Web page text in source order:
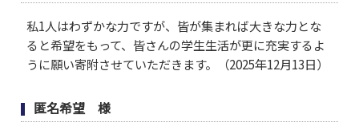
私1人はわずかな力ですが、皆が集まれば大きな力とな
ると希望をもって、皆さんの学生生活が更に充実するよ
うに願い寄附させていただきます。（2025年12月13日）
匿名希望 様